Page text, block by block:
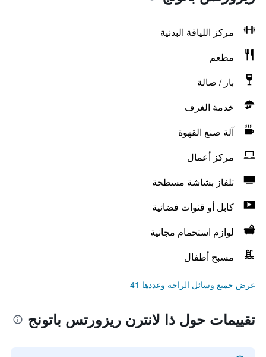
مركز اللياقة البدنية
مطعم
بار / صالة
خدمة الغرف
آلة صنع القهوة
مركز أعمال
تلفاز بشاشة مسطحة
كابل أو قنوات فضائية
لوازم استحمام مجانية
مسبح أطفال
عرض جميع وسائل الراحة وعددها 41
تقييمات حول ذا لانترن ريزورتس باتونج